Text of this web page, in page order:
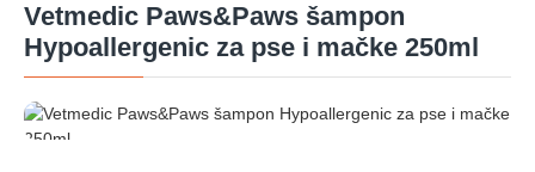
Vetmedic Paws&Paws šampon
Hypoallergenic za pse i mačke 250ml